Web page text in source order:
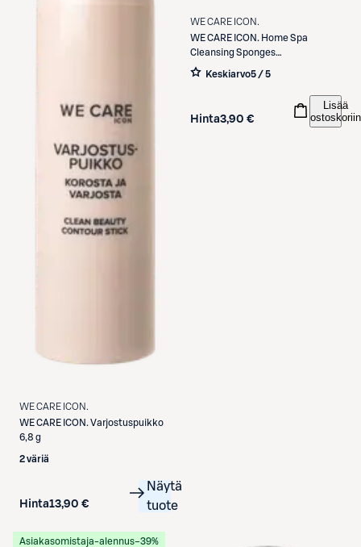
WE CARE ICON.
WE CARE ICON. Varjostuspuikko
6,8 g
2 väriä
Hinta13,90 €
Näytä
tuote
WE CARE ICON.
WE CARE ICON. Home Spa
Cleansing Sponges
puhdistussieni 3 kpl
Keskiarvo5 / 5
Hinta3,90 €
Lisää
ostoskoriin
Asiakasomistaja-alennus−39%